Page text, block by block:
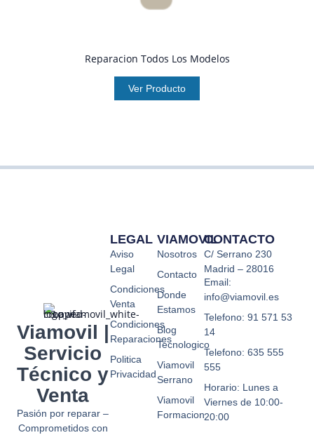
Reparacion Todos Los Modelos
Ver Producto
Viamovil |
Servicio
Técnico y
Venta
Pasión por reparar –
Comprometidos con
VIAMOVIL
Nosotros
Contacto
Donde
Estamos
Blog
Tecnologico
Viamovil
Serrano
Viamovil
Formacion
LEGAL
Aviso
Legal
Condiciones
Venta
Condiciones
Reparaciones
Politica
Privacidad
CONTACTO
C/ Serrano 230
Madrid – 28016
Email:
info@viamovil.es
Telefono: 91 571 53
14
Telefono: 635 555
555
Horario: Lunes a
Viernes de 10:00-
20:00